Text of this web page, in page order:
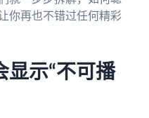
你再也不错过任何精彩
显示“不可播